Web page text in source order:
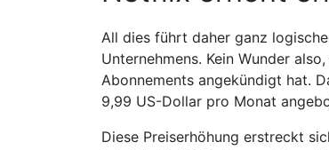
All dies führt daher ganz
Unternehmens. Kein Wunder
Abonnements angekündigt hat.
9,99 US-Dollar pro Monat
Diese Preiserhöhung erstreckt